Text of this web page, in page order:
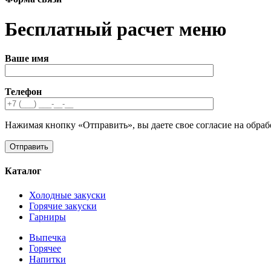
Бесплатный расчет меню
Ваше имя
Телефон
Нажимая кнопку «Отправить», вы даете свое согласие на
Каталог
Холодные закуски
Горячие закуски
Гарниры
Выпечка
Горячее
Напитки